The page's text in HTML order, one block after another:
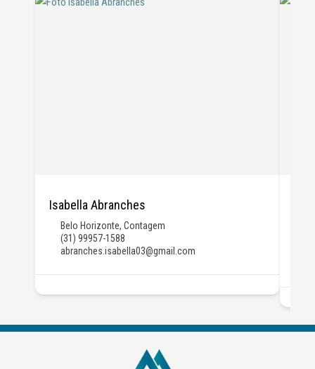
Isabella Abranches
Belo Horizonte,Contagem
(31) 99957-1588
abranches.isabella03@gmail.com